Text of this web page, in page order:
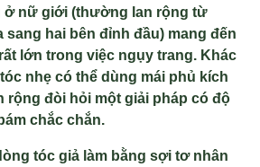
ở nữ giới (thường lan rộng từ
hai bên đỉnh đầu) mang đến
lớn trong việc ngụy trang. Khác
nhẹ có thể dùng mái phủ kích
rộng đòi hỏi một giải pháp có độ
chắc chắn.
tóc giả làm bằng sợi tơ nhân